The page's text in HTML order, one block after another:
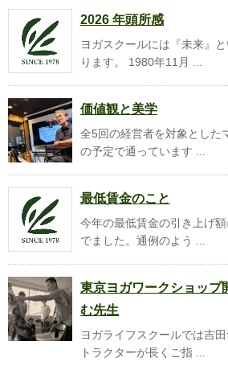
2026 年頭所感
ヨガスクールには『未来』
ります。 1980年11月 ...
価値観と美学
全5回の経営者を対象とした
の予定で通っています ...
最低賃金のこと
今年の最低賃金の引き上げ
でました。通例のよう ...
東京ヨガワークショップ
む先生
ヨガライフスクールでは吉
トラクターが長くご指 ...